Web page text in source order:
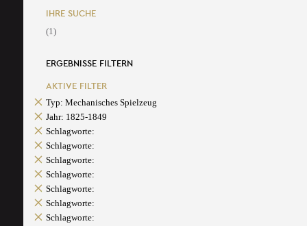
IHRE SUCHE
(1)
ERGEBNISSE FILTERN
AKTIVE FILTER
Typ: Mechanisches Spielzeug
Jahr: 1825-1849
Schlagworte:
Schlagworte:
Schlagworte:
Schlagworte:
Schlagworte:
Schlagworte:
Schlagworte: